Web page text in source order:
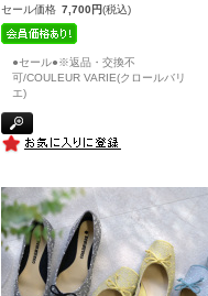
セール価格 7,700円(税込)
●セール●※返品・交換不
可/COULEUR VARIE(クロールバリ
エ)